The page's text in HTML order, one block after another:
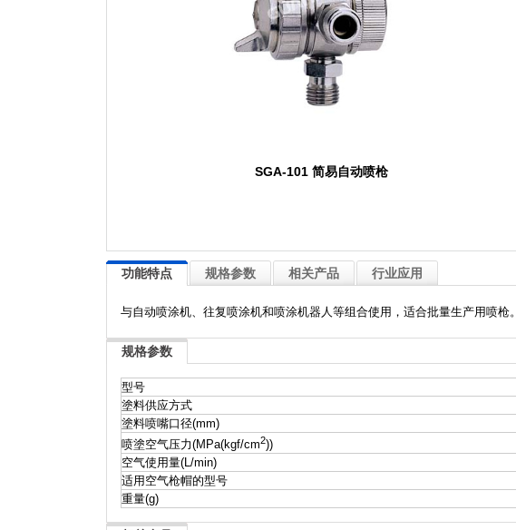
SGA-101 简易自动喷枪
功能特点 规格参数 相关产品 行业应用
与自动喷涂机、往复喷涂机和喷涂机器人等组合使用，适合批量生产用喷枪。
规格参数
型号
塗料供应方式
塗料喷嘴口径(mm)
喷塗空气压力(MPa(kgf/cm2))
空气使用量(L/min)
适用空气枪帽的型号
重量(g)